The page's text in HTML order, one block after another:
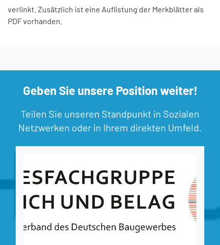
verlinkt. Zusätzlich ist eine Auflistung der Merkblätter als
PDF vorhanden.
Geben Sie unsere Position weiter!
Teilen Sie unseren Standpunkt in Sozialen
Netzwerken oder in Ihrem direkten Umfeld.